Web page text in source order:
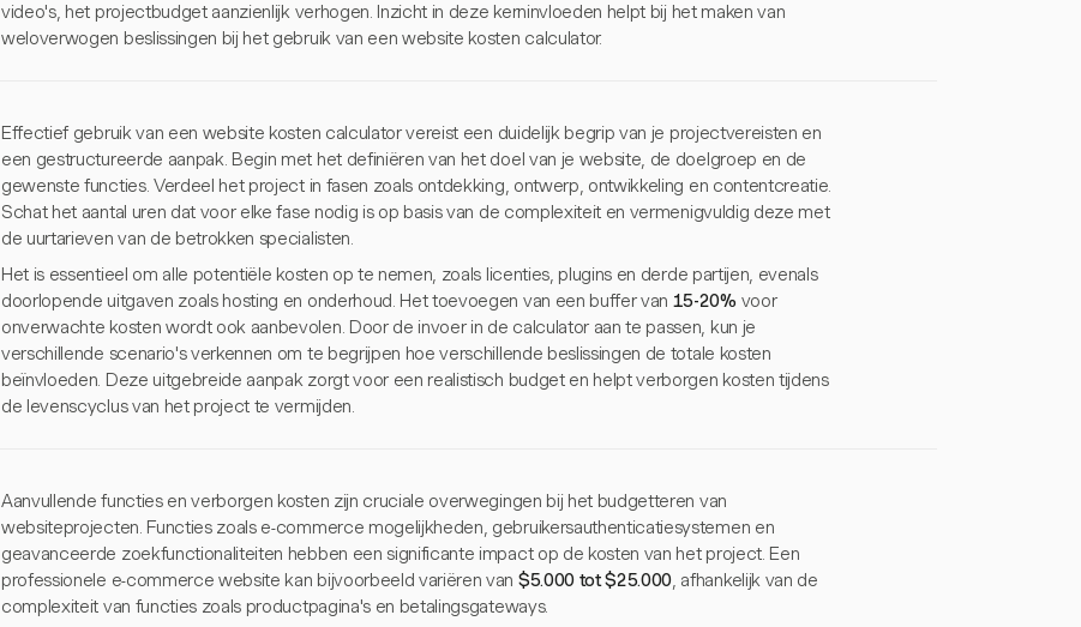
video's, het projectbudget aanzienlijk verhogen. Inzicht in deze kerninvloeden helpt bij het maken van
weloverwogen beslissingen bij het gebruik van een website kosten calculator.
Effectief gebruik van een website kosten calculator vereist een duidelijk begrip van je projectvereisten en
een gestructureerde aanpak. Begin met het definiëren van het doel van je website, de doelgroep en de
gewenste functies. Verdeel het project in fasen zoals ontdekking, ontwerp, ontwikkeling en contentcreatie.
Schat het aantal uren dat voor elke fase nodig is op basis van de complexiteit en vermenigvuldig deze met
de uurtarieven van de betrokken specialisten.
Het is essentieel om alle potentiële kosten op te nemen, zoals licenties, plugins en derde partijen, evenals
doorlopende uitgaven zoals hosting en onderhoud. Het toevoegen van een buffer van 15-20% voor
onverwachte kosten wordt ook aanbevolen. Door de invoer in de calculator aan te passen, kun je
verschillende scenario's verkennen om te begrijpen hoe verschillende beslissingen de totale kosten
beïnvloeden. Deze uitgebreide aanpak zorgt voor een realistisch budget en helpt verborgen kosten tijdens
de levenscyclus van het project te vermijden.
Aanvullende functies en verborgen kosten zijn cruciale overwegingen bij het budgetteren van
websiteprojecten. Functies zoals e-commerce mogelijkheden, gebruikersauthenticatiesystemen en
geavanceerde zoekfunctionaliteiten hebben een significante impact op de kosten van het project. Een
professionele e-commerce website kan bijvoorbeeld variëren van $5.000 tot $25.000, afhankelijk van de
complexiteit van functies zoals productpagina's en betalingsgateways.